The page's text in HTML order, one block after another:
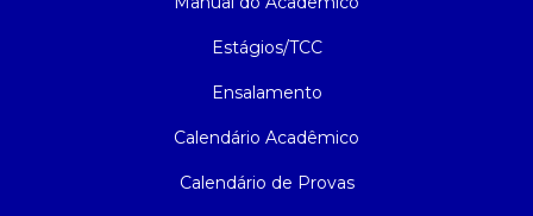
Estágios/TCC
Ensalamento
Calendário Acadêmico
Calendário de Provas